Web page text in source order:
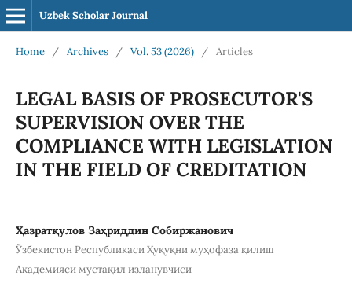
Uzbek Scholar Journal
Home / Archives / Vol. 53 (2026) / Articles
LEGAL BASIS OF PROSECUTOR'S
SUPERVISION OVER THE
COMPLIANCE WITH LEGISLATION
IN THE FIELD OF CREDITATION
Ҳазратқулов Заҳриддин Собиржанович
Ўзбекистон Республикаси Ҳуқуқни муҳофаза қилиш
Академияси мустақил изланувчиси